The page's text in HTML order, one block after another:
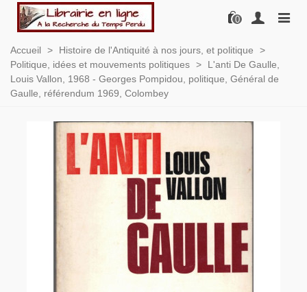
0
Accueil > Histoire de l'Antiquité à nos jours, et politique
>
Politique, idées et mouvements politiques >
L'anti De Gaulle,
Louis Vallon, 1968 - Georges Pompidou, politique, Général de
Gaulle, référendum 1969, Colombey